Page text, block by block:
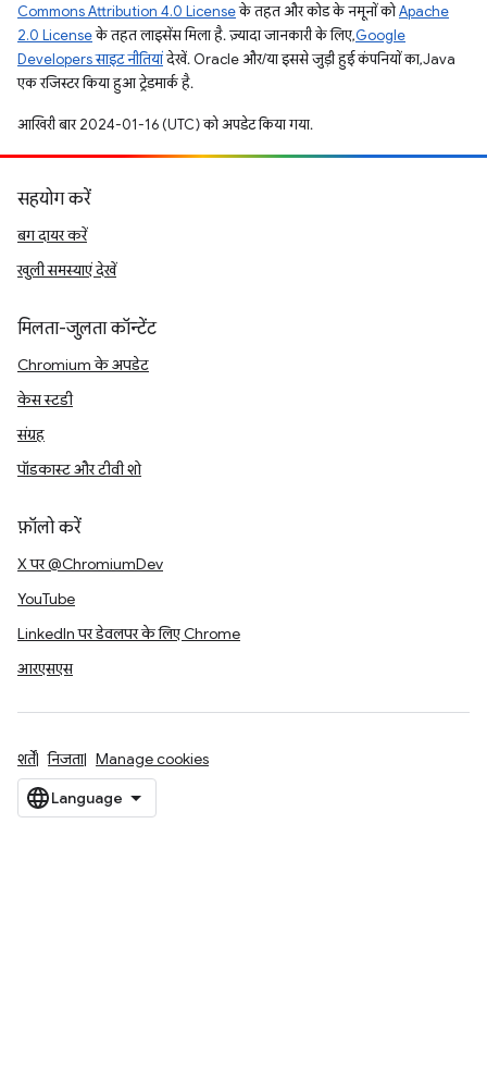
Commons Attribution 4.0 Licenseके तहत और कोड के नमूनों कोApache
2.0 Licenseके तहत लाइसेंस मिला है. ज़्यादा जानकारी के लिए,Google
Developers साइट नीतियांदेखें. Oracle और/या इससे जुड़ी हुई कंपनियों का, Java
एक रजिस्टर किया हुआ ट्रेडमार्क है.
आखिरी बार 2024-01-16 (UTC) को अपडेट किया गया.
सहयोग करें
बग दायर करें
खुली समस्याएं देखें
मिलता-जुलता कॉन्टेंट
Chromium के अपडेट
केस स्टडी
संग्रह
पॉडकास्ट और टीवी शो
फ़ॉलो करें
X पर @ChromiumDev
YouTube
LinkedIn पर डेवलपर के लिए Chrome
आरएसएस
शर्तें निजता Manage cookies